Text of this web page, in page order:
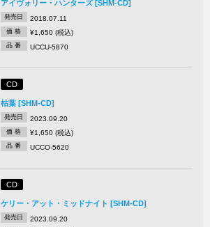
アイヴォリー・ハンターズ [SHM-CD]
発売日 2018.07.11
価 格 ¥1,650 (税込)
品 番 UCCU-5870
CD
枯葉 [SHM-CD]
発売日 2023.09.20
価 格 ¥1,650 (税込)
品 番 UCCO-5620
CD
ケリー・アット・ミッドナイト [SHM-CD]
発売日 2023.09.20